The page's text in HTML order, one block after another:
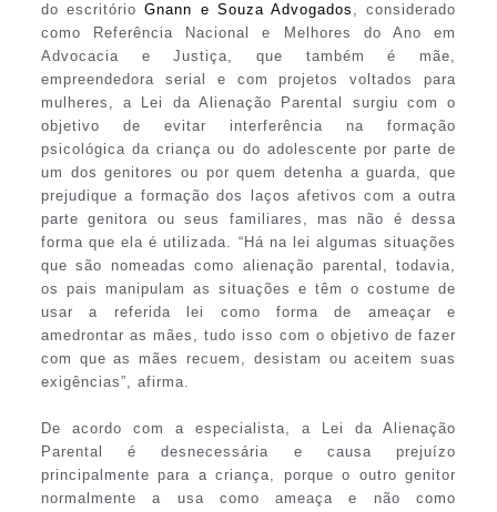
do escritórioGnann e Souza Advogados , considerado
como Referência Nacional e Melhores do Ano em
Advocacia e Justiça, que também é mãe,
empreendedora serial e com projetos voltados para
mulheres, a Lei da Alienação Parental surgiu com o
objetivo de evitar interferência na formação
psicológica da criança ou do adolescente por parte de
um dos genitores ou por quem detenha a guarda, que
prejudique a formação dos laços afetivos com a outra
parte genitora ou seus familiares, mas não é dessa
forma que ela é utilizada. “Há na lei algumas situações
que são nomeadas como alienação parental, todavia,
os pais manipulam as situações e têm o costume de
usar a referida lei como forma de ameaçar e
amedrontar as mães, tudo isso com o objetivo de fazer
com que as mães recuem, desistam ou aceitem suas
exigências”, afirma.
De acordo com a especialista, a Lei da Alienação
Parental é desnecessária e causa prejuízo
principalmente para a criança, porque o outro genitor
normalmente a usa como ameaça e não como